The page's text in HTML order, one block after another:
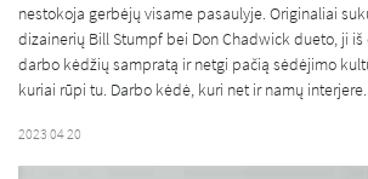
nestokoja gerbėjų visame pasaulyje. Originaliai
dizainerių Bill Stumpf bei Don Chadwick dueto, ji
darbo kėdžių sampratą ir netgi pačią sėdėjimo
kuriai rūpi tu. Darbo kėdė, kuri net ir namų
2023 04 20